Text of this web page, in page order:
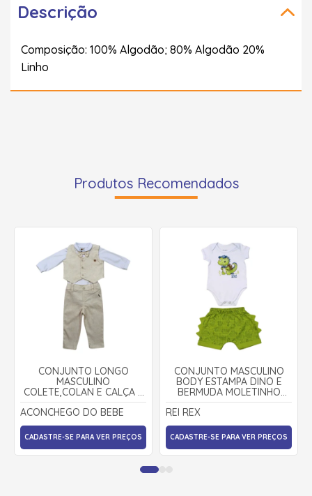
Descrição
Composição: 100% Algodão; 80% Algodão 20%
Linho
Produtos Recomendados
CONJUNTO LONGO
MASCULINO
COLETE,COLAN E CALÇA 3
PEÇAS 22100039 -
ACONCHEGO DO BEBÊ
ACONCHEGO DO BEBE
CADASTRE-SE PARA VER PREÇOS
CONJUNTO MASCULINO
BODY ESTAMPA DINO E
BERMUDA MOLETINHO
45491 - REI REX
REI REX
CADASTRE-SE PARA VER PREÇOS